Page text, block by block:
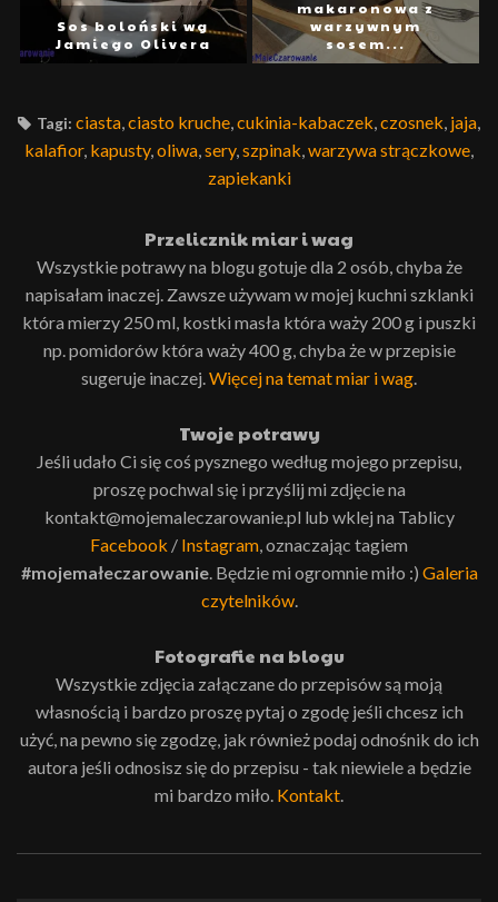
Sos boloński wg
Jamiego Olivera
makaronowa z
warzywnym
sosem...
Tagi: ciasta,ciasto kruche,cukinia-kabaczek,czosnek, jaja,
kalafior, kapusty,oliwa,sery,szpinak,warzywa strączkowe,
zapiekanki
Przelicznik miar i wag
Wszystkie potrawy na blogu gotuje dla 2 osób, chyba że
napisałam inaczej. Zawsze używam w mojej kuchni szklanki
która mierzy 250 ml, kostki masła która waży 200 g i puszki
np. pomidorów która waży 400 g, chyba że w przepisie
sugeruje inaczej.Więcej na temat miar i wag.
Twoje potrawy
Jeśli udało Ci się coś pysznego według mojego przepisu,
proszę pochwal się i przyślij mi zdjęcie na
kontakt@mojemaleczarowanie.pl lub wklej na Tablicy
Facebook / Instagram, oznaczając tagiem
#mojemałeczarowanie. Będzie mi ogromnie miło :) Galeria
czytelników.
Fotografie na blogu
Wszystkie zdjęcia załączane do przepisów są moją
własnością i bardzo proszę pytaj o zgodę jeśli chcesz ich
użyć, na pewno się zgodzę, jak również podaj odnośnik do ich
autora jeśli odnosisz się do przepisu - tak niewiele a będzie
mi bardzo miło. Kontakt.